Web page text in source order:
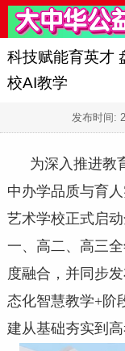
科技赋能育英才
校AI教学
发布时间:
为深入推进教
中办学品质与育
艺术学校正式启
一、高二、高三
度融合，并同步
态化智慧教学+阶
建从基础夯实到